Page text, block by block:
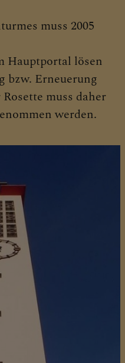
muss 2005
Hauptportal lösen
bzw. Erneuerung
muss daher
werden.